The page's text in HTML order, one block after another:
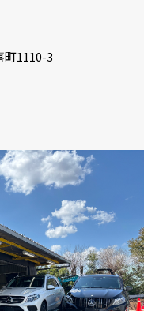
1110-3